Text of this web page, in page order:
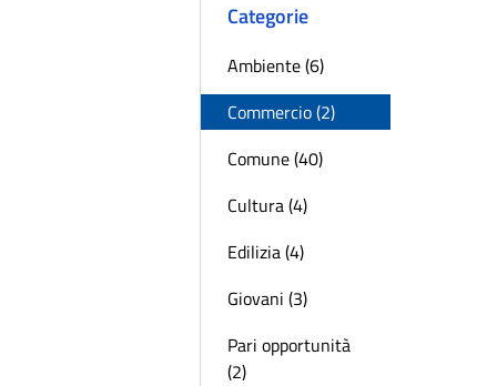
Categorie
Ambiente (6)
Commercio (2)
Comune (40)
Cultura (4)
Edilizia (4)
Giovani (3)
Pari opportunità
(2)